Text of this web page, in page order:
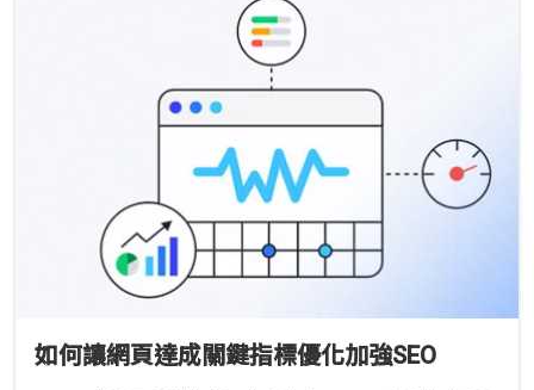
如何讓網頁達成關鍵指標優化加強SEO